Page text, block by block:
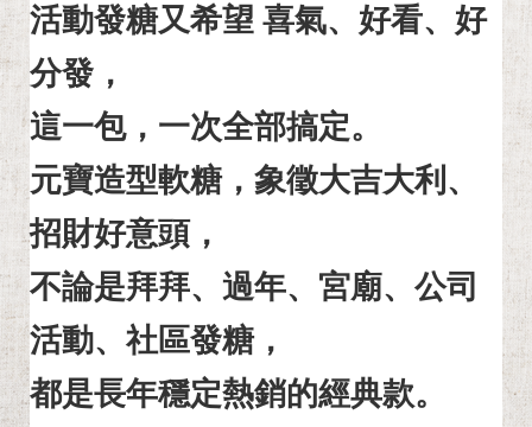
活動發糖又希望 喜氣、好看、好
分發，
這一包，一次全部搞定。
元寶造型軟糖，象徵大吉大利、
招財好意頭，
不論是拜拜、過年、宮廟、公司
活動、社區發糖，
都是長年穩定熱銷的經典款。